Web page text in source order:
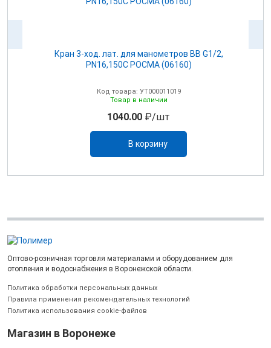
Кран 3-ход. лат. для манометров BB G1/2,
PN16,150C РОСМА (06160)
Код товара: УТ000011019
Товар в наличии
1040.00 ₽/шт
В корзину
Оптово-розничная торговля материалами и оборудованием для
отопления и водоснабжения в Воронежской области.
Политика обработки персональных данных
Правила применения рекомендательных технологий
Политика использования cookie-файлов
Магазин в Воронеже